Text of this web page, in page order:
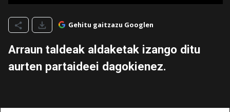
Gehitu gaitzazu Googlen
Arraun taldeak aldaketak izango ditu
aurten partaideei dagokienez.